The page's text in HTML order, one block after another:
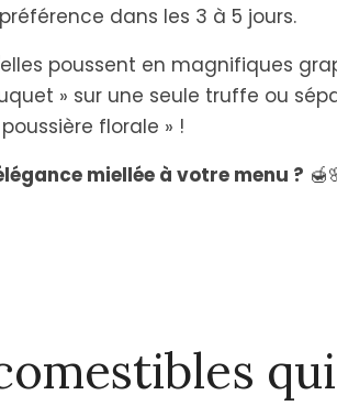
dans les 3 à 5 jours.
poussent en magnifiques
» sur une seule truffe ou
florale » !
miellée à votre menu ?
qui